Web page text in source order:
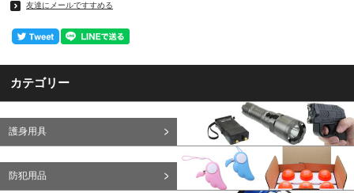
友達にメールですすめる
カテゴリー
護身用具
防犯用品